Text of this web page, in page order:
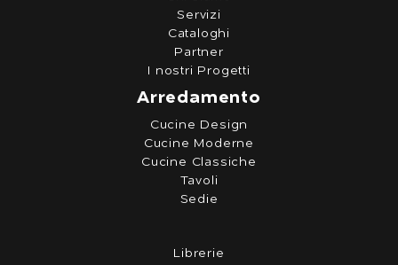
Servizi
Cataloghi
Partner
I nostri Progetti
Arredamento
Cucine Design
Cucine Moderne
Cucine Classiche
Tavoli
Sedie
Librerie